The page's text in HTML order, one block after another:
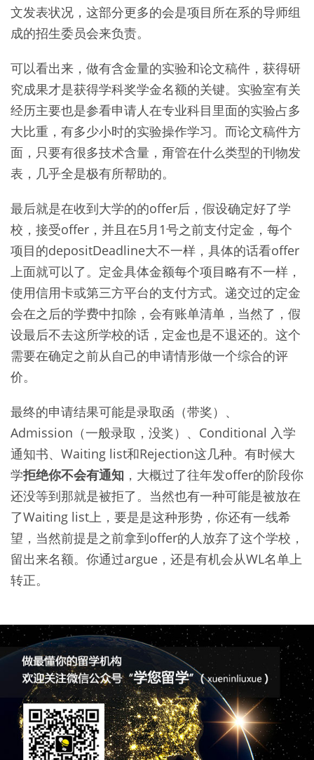
文发表状况，这部分更多的会是项目所在系的导师组
成的招生委员会来负责。
可以看出来，做有含金量的实验和论文稿件，获得研
究成果才是获得学科奖学金名额的关键。实验室有关
经历主要也是参看申请人在专业科目里面的实验占多
大比重，有多少小时的实验操作学习。而论文稿件方
面，只要有很多技术含量，甭管在什么类型的刊物发
表，几乎全是极有所帮助的。
最后就是在收到大学的的offer后，假设确定好了学
校，接受offer，并且在5月1号之前支付定金，每个
项目的depositDeadline大不一样，具体的话看offer
上面就可以了。定金具体金额每个项目略有不一样，
使用信用卡或第三方平台的支付方式。递交过的定金
会在之后的学费中扣除，会有账单清单，当然了，假
设最后不去这所学校的话，定金也是不退还的。这个
需要在确定之前从自己的申请情形做一个综合的评
价。
最终的申请结果可能是录取函（带奖）、
Admission（一般录取，没奖）、Conditional 入学
通知书、Waiting list和Rejection这几种。有时候大
学拒绝你不会有通知 ，大概过了往年发offer的阶段你
还没等到那就是被拒了。当然也有一种可能是被放在
了Waiting list上，要是是这种形势，你还有一线希
望，当然前提是之前拿到offer的人放弃了这个学校，
留出来名额。你通过argue，还是有机会从WL名单上
转正。